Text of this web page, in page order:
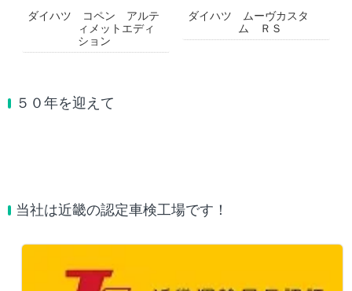
ダイハツ コペン アルテ
ィメットエディ
ション
ダイハツ ムーヴカスタ
ム ＲＳ
５０年を迎えて
当社は近畿の認定車検工場です！